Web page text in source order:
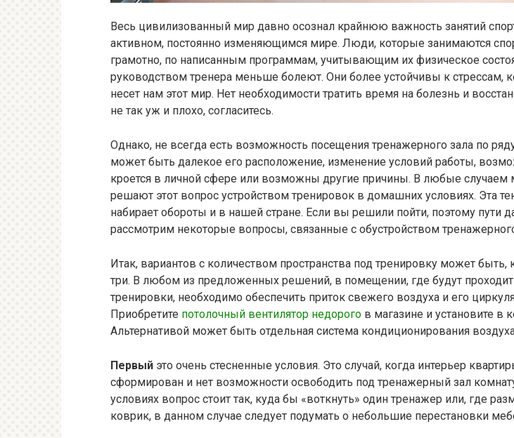
Весь цивилизованный мир давно осознал крайнюю важность занятий
активном, постоянно изменяющимся мире. Люди, которые занимаются
грамотно, по написанным программам, учитывающим их физическое
руководством тренера меньше болеют. Они более устойчивы к стрессам,
несет нам этот мир. Нет необходимости тратить время на болезнь и
не так уж и плохо, согласитесь.
Однако, не всегда есть возможность посещения тренажерного зала по
может быть далекое его расположение, изменение условий работы,
кроется в личной сфере или возможны другие причины. В любые случаем
решают этот вопрос устройством тренировок в домашних условиях. Эта
набирает обороты и в нашей стране. Если вы решили пойти, поэтому пути
рассмотрим некоторые вопросы, связанные с обустройством
Итак, вариантов с количеством пространства под тренировку может
три. В любом из предложенных решений, в помещении, где будут
тренировки, необходимо обеспечить приток свежего воздуха и его
Приобретите потолочный вентилятор недорого в магазине и установите в
Альтернативой может быть отдельная система кондиционирования
Первый это очень стесненные условия. Это случай, когда интерьер
сформирован и нет возможности освободить под тренажерный зал
условиях вопрос стоит так, куда бы «воткнуть» один тренажер или, где
коврик, в данном случае следует подумать о небольшие перестановки